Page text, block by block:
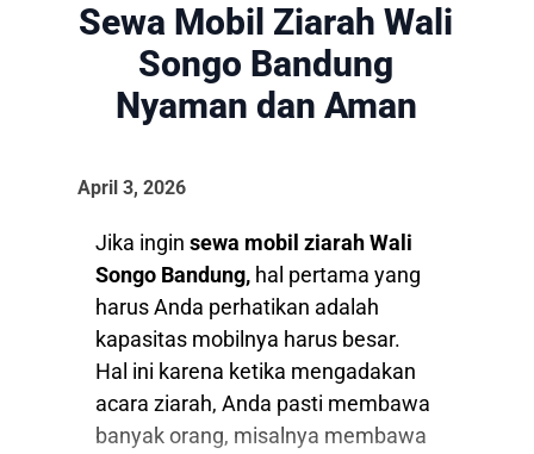
Sewa Mobil Ziarah Wali
Songo Bandung
Nyaman dan Aman
April 3, 2026
Jika ingin sewa mobil ziarah Wali
Songo Bandung, hal pertama yang
harus Anda perhatikan adalah
kapasitas mobilnya harus besar.
Hal ini karena ketika mengadakan
acara ziarah, Anda pasti membawa
banyak orang, misalnya membawa